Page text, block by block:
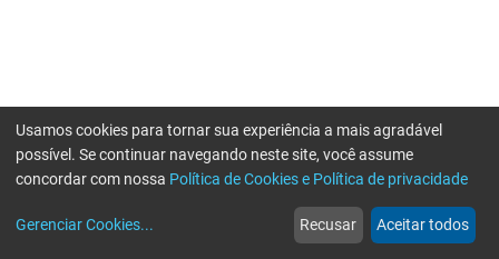
web
Notícias
more_horiz
Mais
Usamos cookies para tornar sua experiência a mais agradável
possível. Se continuar navegando neste site, você assume
concordar com nossa Política de Cookies e Política de privacidade
Gerenciar Cookies... Recusar Aceitar todos
Erro ao enviar informações, por favor tente novamente